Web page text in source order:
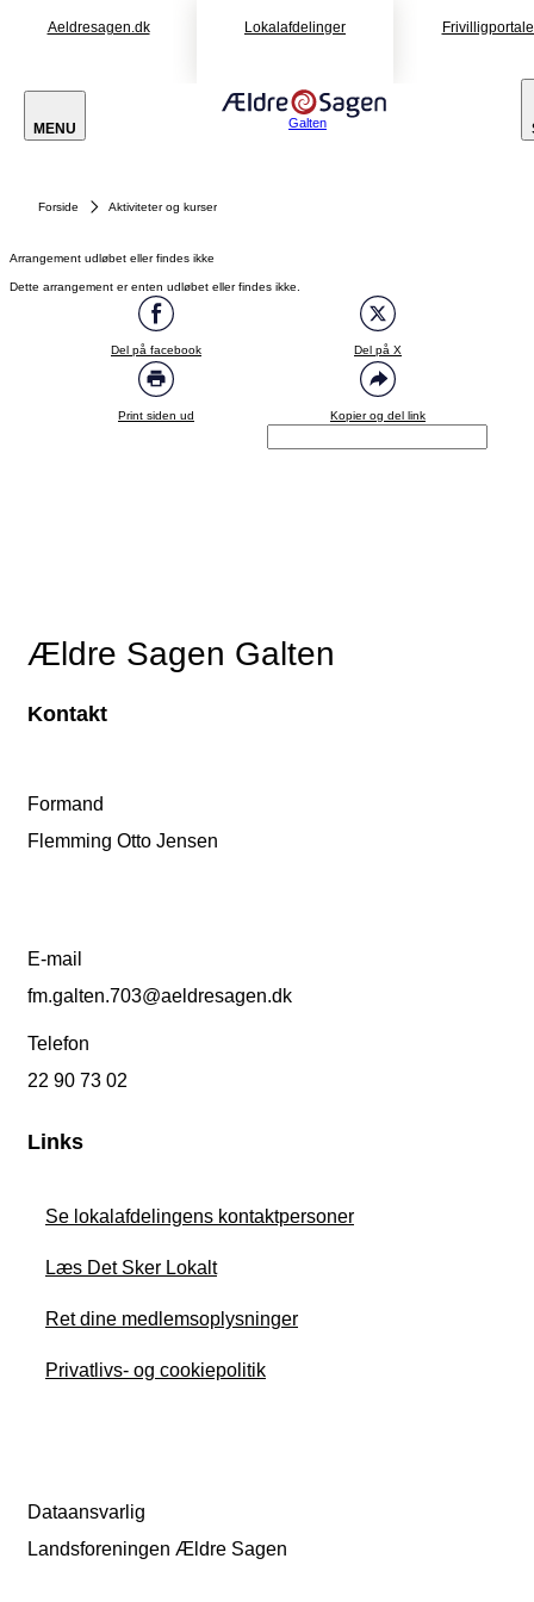
Aeldresagen.dk Lokalafdelinger
MENU Galten
Forside Aktiviteter og kurser
Arrangement udløbet eller findes ikke
Dette arrangement er enten udløbet eller findes ikke.
Del på facebook Del på X
Print siden ud Kopier og del link
Ældre Sagen Galten
Kontakt
Formand
Flemming Otto Jensen
E-mail
fm.galten.703@aeldresagen.dk
Telefon
22 90 73 02
Links
Se lokalafdelingens kontaktpersoner
Læs Det Sker Lokalt
Ret dine medlemsoplysninger
Privatlivs- og cookiepolitik
Dataansvarlig
Landsforeningen Ældre Sagen